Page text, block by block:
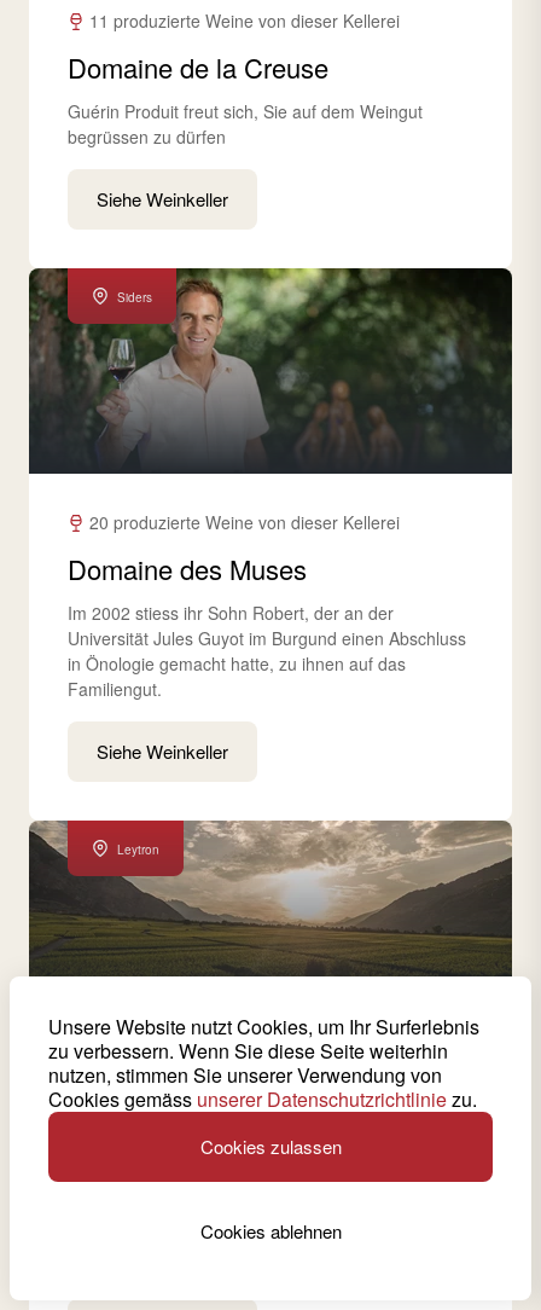
11 produzierte Weine von dieser Kellerei
Domaine de la Creuse
Guérin Produit freut sich, Sie auf dem Weingut
begrüssen zu dürfen
Siehe Weinkeller
Siders
20 produzierte Weine von dieser Kellerei
Domaine des Muses
Im 2002 stiess ihr Sohn Robert, der an der
Universität Jules Guyot im Burgund einen Abschluss
in Önologie gemacht hatte, zu ihnen auf das
Familiengut.
Siehe Weinkeller
Leytron
14 produzierte Weine von dieser Kellerei
Domaine des Roses - Jo Gaudard
Humagne blanche und Humagne rouge, die für das
Unsere Website nutzt Cookies, um Ihr Surferlebnis
zu verbessern. Wenn Sie diese Seite weiterhin
nutzen, stimmen Sie unserer Verwendung von
Cookies gemäss unserer Datenschutzrichtliniezu.
Cookies zulassen
Cookies ablehnen